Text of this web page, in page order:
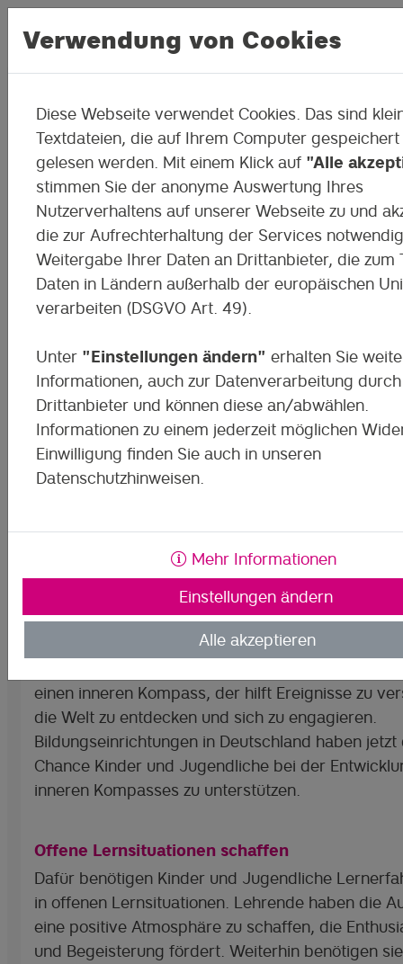
So wollen wir lernen
Kindern und Jugendlichen eine offene
aktive Lernatmosphäre zu bieten, die
Enthusiasmus und Begeisterung
eine Grundlage zur Entwicklung von
Kompetenzen.
Orientierung in, Anpassung an und der Umgang
einen inneren Kompass, der hilft Ereignisse zu
die Welt zu entdecken und sich zu engagieren.
Bildungseinrichtungen in Deutschland haben jetzt
Chance Kinder und Jugendliche bei der
inneren Kompasses zu unterstützen.
Offene Lernsituationen schaffen
Dafür benötigen Kinder und Jugendliche
in offenen Lernsituationen. Lehrende haben die
eine positive Atmosphäre zu schaffen, die
und Begeisterung fördert. Weiterhin benötigen
Verwendung von Cookies
Diese Webseite verwendet Cookies. Das sind
Textdateien, die auf Ihrem Computer
gelesen werden. Mit einem Klick auf "Alle
stimmen Sie der anonyme Auswertung Ihres
Nutzerverhaltens auf unserer Webseite zu und
die zur Aufrechterhaltung der Services
Weitergabe Ihrer Daten an Drittanbieter, die zum
Daten in Ländern außerhalb der europäischen
verarbeiten (DSGVO Art. 49).
Unter "Einstellungen ändern" erhalten Sie
Informationen, auch zur Datenverarbeitung durch
Drittanbieter und können diese an/abwählen.
Informationen zu einem jederzeit möglichen
Einwilligung finden Sie auch in unseren
Datenschutzhinweisen.
Mehr Informationen
Einstellungen ändern
Alle akzeptieren